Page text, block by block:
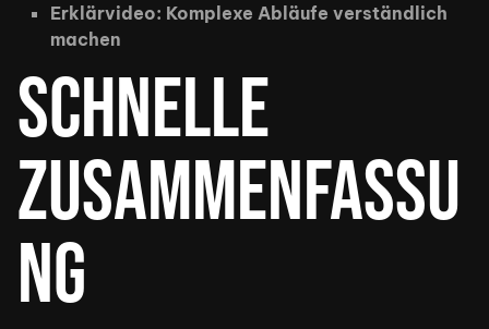
Erklärvideo: Komplexe Abläufe verständlich
machen
Schnelle
Zusammenfassu
ng